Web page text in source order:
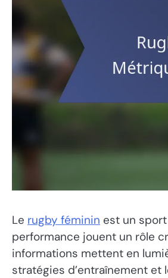
Le rugby féminin est un
performance jouent un rôle
informations mettent en
stratégies d’entraînement et